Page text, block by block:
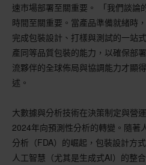
速市場部署至關重要。 「我們談論
時間至關重要。當產品準備就緒時
完成包裝設計、打樣與測試的一站
產同等品質包裝的能力，以確保部
流夥伴的全球佈局與協調能力才顯
述。
大數據與分析技術在決策制定與營
2024年向預測性分析的轉變。隨著
分析（FDA）的崛起，包裝設計方
人工智慧（尤其是生成式AI）的整